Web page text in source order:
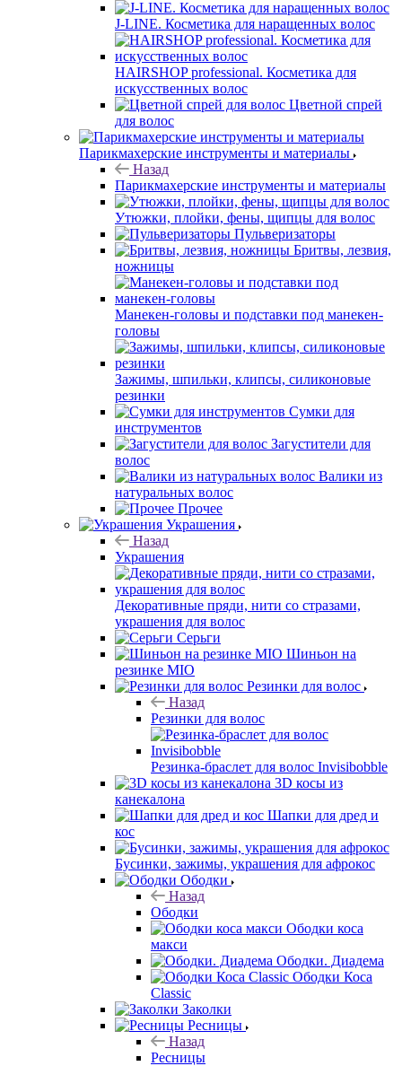
J-LINE. Косметика для наращенных волос
HAIRSHOP professional. Косметика для
искусственных волос
Цветной спрей
для волос
Парикмахерские инструменты и материалы
Назад
Парикмахерские инструменты и материалы
Утюжки, плойки, фены, щипцы для волос
Пульверизаторы
Бритвы, лезвия,
ножницы
Манекен-головы и подставки под манекен-
головы
Зажимы, шпильки, клипсы, силиконовые
резинки
Сумки для
инструментов
Загустители для
волос
Валики из
натуральных волос
Прочее
Украшения
Назад
Украшения
Декоративные пряди, нити со стразами,
украшения для волос
Серьги
Шиньон на
резинке MIO
Резинки для волос
Назад
Резинки для волос
Резинка-браслет для волос Invisibobble
3D косы из
канекалона
Шапки для дред и
кос
Бусинки, зажимы, украшения для афрокос
Ободки
Назад
Ободки
Ободки коса
макси
Ободки. Диадема
Ободки Коса
Classic
Заколки
Ресницы
Назад
Ресницы